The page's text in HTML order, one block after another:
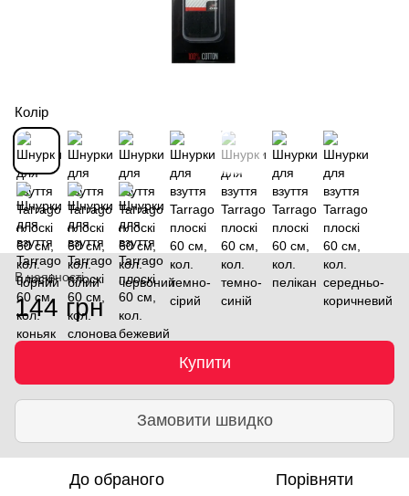
Колір
В наявності
144 грн
Купити
Замовити швидко
До обраного Порівняти